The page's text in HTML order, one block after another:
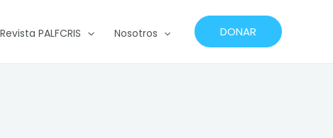
Revista PALFCRIS Nosotros DONAR